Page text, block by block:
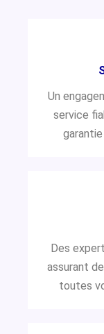
Un
service
Des
assurant
toutes